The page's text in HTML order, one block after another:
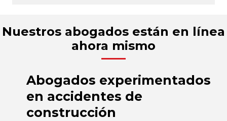
Nuestros abogados están en línea
ahora mismo
Abogados experimentados
en accidentes de
construcción